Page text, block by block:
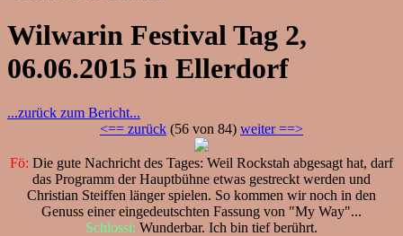
Wilwarin Festival Tag 2,
06.06.2015 in Ellerdorf
...zurück zum Bericht...
<== zurück (56 von 84) weiter ==>
Fö: Die gute Nachricht des Tages: Weil Rockstah abgesagt hat, darf
das Programm der Hauptbühne etwas gestreckt werden und
Christian Steiffen länger spielen. So kommen wir noch in den
Genuss einer eingedeutschten Fassung von "My Way"...
Schlossi: Wunderbar. Ich bin tief berührt.